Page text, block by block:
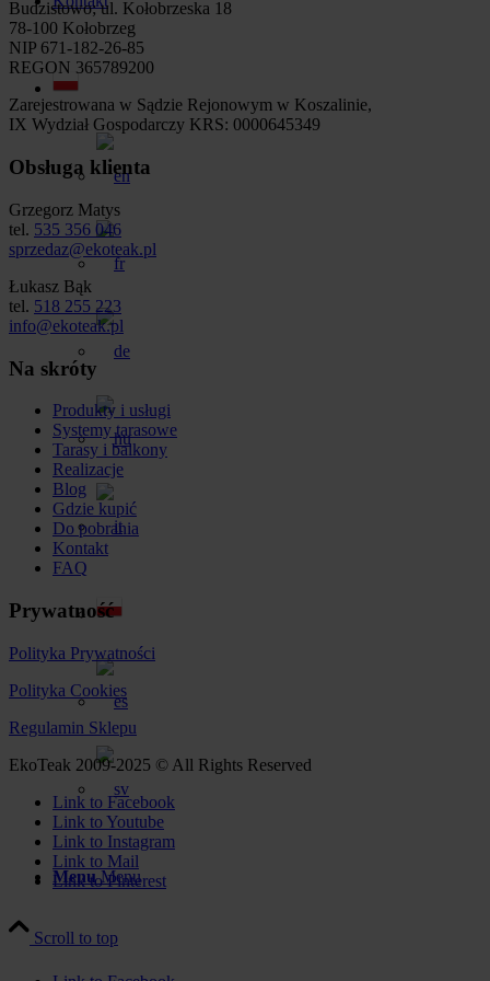
Menu Menu
Budzistowo; ul. Kołobrzeska 18
78-100 Kołobrzeg
NIP 671-182-26-85
REGON 365789200
Zarejestrowana w Sądzie Rejonowym w Koszalinie,
IX Wydział Gospodarczy KRS: 0000645349
Obsługa klienta
Grzegorz Matys
tel. 535 356 046
sprzedaz@ekoteak.pl
Łukasz Bąk
tel. 518 255 223
info@ekoteak.pl
Na skróty
Produkty i usługi
Systemy tarasowe
Tarasy i balkony
Realizacje
Blog
Gdzie kupić
Do pobrania
Kontakt
FAQ
Prywatność
Polityka Prywatności
Polityka Cookies
Regulamin Sklepu
EkoTeak 2009-2025 © All Rights Reserved
Link to Facebook
Link to Youtube
Link to Instagram
Link to Mail
Link to Pinterest
Scroll to top